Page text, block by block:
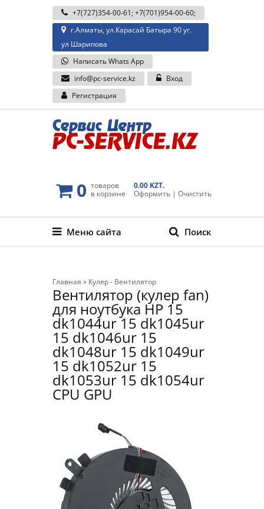
+7(727)354-00-61;+7(701)954-00-60;
г.Алматы, ул.Карасай Батыра 90 уг.
ул Шарипова
Написать Whats App
info@pc-service.kz
Вход
Регистрация
0 товаров
в корзине
0.00 KZT.
Оформить | Очистить
Меню сайта Поиск
Главная » Кулер - Вентилятор
Вентилятор (кулер fan)
для ноутбука HP 15
dk1044ur 15 dk1045ur
15 dk1046ur 15
dk1048ur 15 dk1049ur
15 dk1052ur 15
dk1053ur 15 dk1054ur
CPU GPU